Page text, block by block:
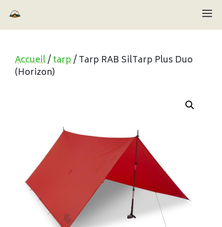
au
contenu
Accueil/tarp/ Tarp RAB SilTarp Plus Duo
(Horizon)